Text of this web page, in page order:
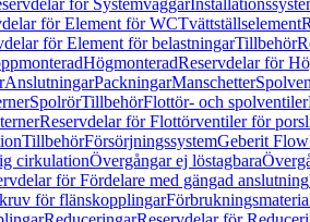
för Systemväggar
för Element för WCTvättställselement
för Element för belastningarTillbehör
HögmonteradReservdelar för
AnslutningarPackningarManschetter
SpolrörTillbehörFlottör- och spolventiler
Reservdelar för Flottörventiler för
TillbehörFörsörjningssystemGeberit
cirkulationÖvergångar ej löstagbara
för Fördelare med gängad anslutning
för flänskopplingar